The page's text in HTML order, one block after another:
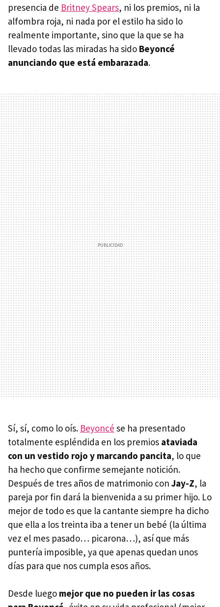
presencia de Britney Spears, ni los premios, ni la
alfombra roja, ni nada por el estilo ha sido lo
realmente importante, sino que la que se ha
llevado todas las miradas ha sido Beyoncé
anunciando que está embarazada.
Sí, sí, como lo oís. Beyoncé se ha presentado
totalmente espléndida en los premios ataviada
con un vestido rojo y marcando pancita, lo que
ha hecho que confirme semejante notición.
Después de tres años de matrimonio con Jay-Z, la
pareja por fin dará la bienvenida a su primer hijo. Lo
mejor de todo es que la cantante siempre ha dicho
que ella a los treinta iba a tener un bebé (la última
vez el mes pasado… picarona…), así que más
puntería imposible, ya que apenas quedan unos
días para que nos cumpla esos años.
Desde luego mejor que no pueden ir las cosas